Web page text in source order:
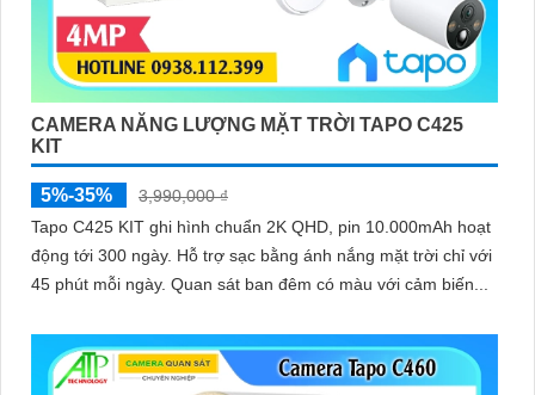
CAMERA NĂNG LƯỢNG MẶT TRỜI TAPO C425
KIT
5%-35%
3,990,000 ₫
Tapo C425 KIT ghi hình chuẩn 2K QHD, pin 10.000mAh hoạt
động tới 300 ngày. Hỗ trợ sạc bằng ánh nắng mặt trời chỉ với
45 phút mỗi ngày. Quan sát ban đêm có màu với cảm biến...